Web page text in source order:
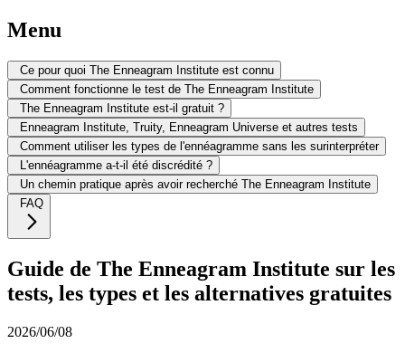
Menu
Ce pour quoi The Enneagram Institute est connu
Comment fonctionne le test de The Enneagram Institute
The Enneagram Institute est-il gratuit ?
Enneagram Institute, Truity, Enneagram Universe et autres tests
Comment utiliser les types de l'ennéagramme sans les surinterpréter
L'ennéagramme a-t-il été discrédité ?
Un chemin pratique après avoir recherché The Enneagram Institute
FAQ
Guide de The Enneagram Institute sur les
tests, les types et les alternatives gratuites
2026/06/08